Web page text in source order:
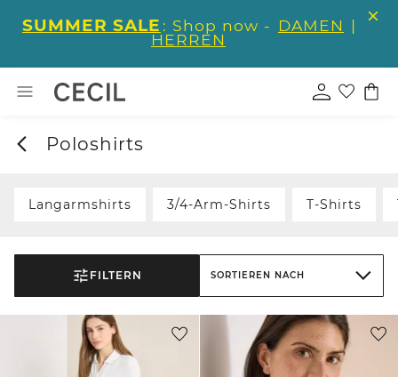
SUMMER SALE : Shop now - DAMEN |
HERREN
Poloshirts
Langarmshirts 3/4-Arm-Shirts T-Shirts
FILTERN SORTIEREN NACH